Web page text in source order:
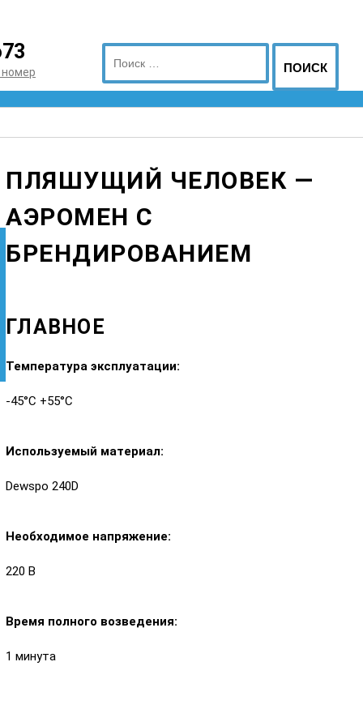
ПОИСК
ПЛЯШУЩИЙ ЧЕЛОВЕК —
АЭРОМЕН С
БРЕНДИРОВАНИЕМ
ГЛАВНОЕ
Температура эксплуатации:
-45°С +55°С
Используемый материал:
Dewspo 240D
Необходимое напряжение:
220 В
Время полного возведения:
1 минута